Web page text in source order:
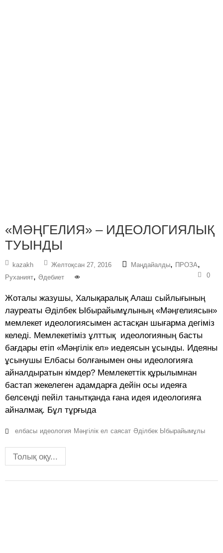
«МӘҢГЕЛИЯ» – ИДЕОЛОГИЯЛЫҚ
ТУЫНДЫ
kazakh Желтоқсан 27, 2016 Маңдайалды, ПРОЗА,
Руханият, Әдебиет 0
Жоталы жазушы, Халықаралық Алаш сыйлығының
лауреаты Әділбек Ыбырайымұлының «Мәңгелиясын»
мемлекет идеологиясымен астасқан шығарма дегіміз
келеді. Мемлекетіміз ұлттық идеологияның басты
бағдары етіп «Мәңгілік ел» иедеясын ұсынды. Идеяны
ұсынушы Елбасы болғанымен оны идеологияға
айналдыратын кімдер? Мемлекеттік құрылымнан
бастап жекелеген адамдарға дейін осы идеяға
белсенді пейіл танытқанда ғана идея идеологияға
айналмақ. Бұл тұрғыда
елбасы идеология Мәңгілік ел саясат Әділбек Ыбырайымұлы
Толық оқу...